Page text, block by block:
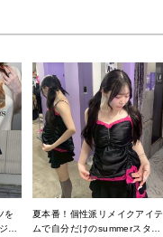
を
ス
夏本番！個性派リメイクアイテ
ムで自分だけのsummerスタイ